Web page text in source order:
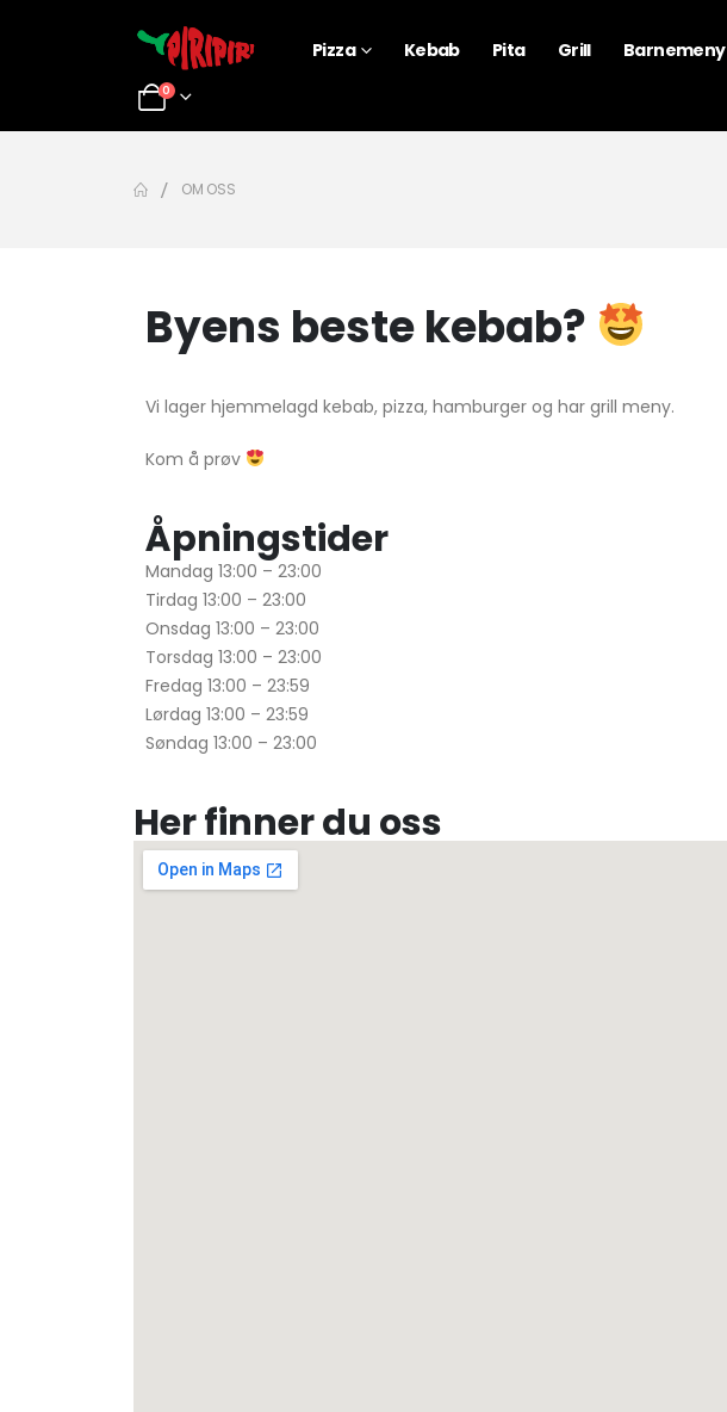
Pizza Kebab Pita Grill Barnemeny
0
OM OSS
Byens beste kebab?
Vi lager hjemmelagd kebab, pizza, hamburger og har grill meny.
Kom å prøv
Åpningstider
Mandag 13:00 – 23:00
Tirdag 13:00 – 23:00
Onsdag 13:00 – 23:00
Torsdag 13:00 – 23:00
Fredag 13:00 – 23:59
Lørdag 13:00 – 23:59
Søndag 13:00 – 23:00
Her finner du oss